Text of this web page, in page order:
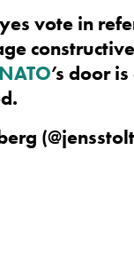
vote in
’s door